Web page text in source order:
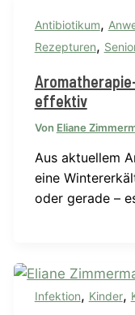
Antibiotikum,
Rezepturen,
effektiv
Von Eliane
Aus aktuellem
eine
oder gerade –
Infektion, Kinder,